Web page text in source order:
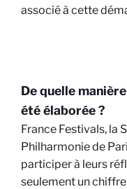
associé à cette
De quelle
été élaborée ?
France Festivals, la
Philharmonie de
participer à leurs
seulement un